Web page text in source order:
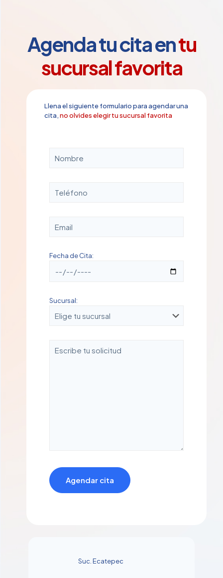
Agenda tu cita entu
sucursal favorita
Llena el siguiente formulario para agendar una
cita,no olvides elegir tu sucursal favorita
Fecha de Cita:
Sucursal:
Suc. Ecatepec